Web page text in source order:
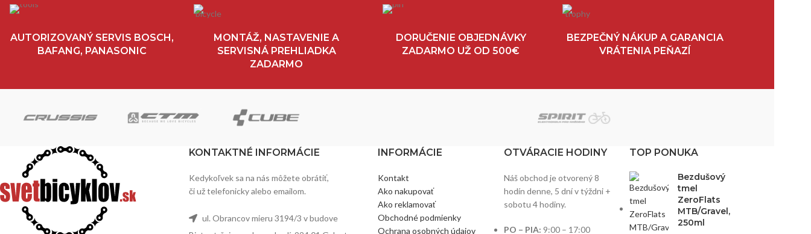
AUTORIZOVANÝ SERVIS BOSCH,
BAFANG, PANASONIC
MONTÁŽ, NASTAVENIE A
SERVISNÁ PREHLIADKA
ZADARMO
DORUČENIE OBJEDNÁVKY
ZADARMO UŽ OD 500€
BEZPEČNÝ NÁKUP A GARANCIA
VRÁTENIA PEŇAZÍ
KONTAKTNÉ INFORMÁCIE
Kedykoľvek sa na nás môžete obrátiť,
či už telefonicky alebo emailom.
ul. Obrancov mieru 3194/3 v budove
INFORMÁCIE
Kontakt
Ako nakupovať
Ako reklamovať
Obchodné podmienky
Ochrana osobných údajov
OTVÁRACIE HODINY
Náš obchod je otvorený 8
hodín denne, 5 dní v týždni +
sobotu 4 hodiny.
PO – PIA: 9:00 – 17:00
TOP PONUKA
Bezdušový
tmel
ZeroFlats
MTB/Gravel,
250ml